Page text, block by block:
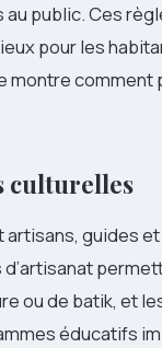
public. Ces
pour les
comment
culturelles
guides
ou de batik, et
éducatifs